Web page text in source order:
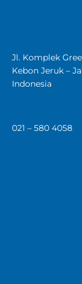
Jl. Komplek
Kebon Jeruk –
Indonesia
021 – 580 4058